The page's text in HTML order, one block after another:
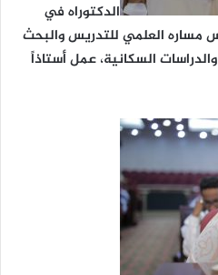
الدكتوراه في
مساره العلمي للتدريس والبحث
السكانية، عمل أستاذاً